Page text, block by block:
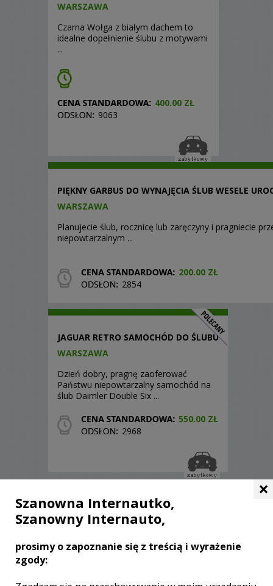
WARSZAWA
Czarna Wołga z białym dachem to
idealne dopełnienie ślubu z motywami
...
400.00 ZŁ
9063
PIĘKNY GARBUS DO WYNAJĘCIA ŚLUB WESELE
WARSZAWA
Planujecie ślub, rocznicę lub zaręczyny i pragniecie
niepowtarzalnym ...
200.00 ZŁ
2854
JAGUAR RETRO SAMOCHÓD DO ŚLUBU
WARSZAWA
Dzień dobry, pragnę zaoferować
Państwu niepowtarzalny samochód na
ślub Daimler Double Six ...
550.00 ZŁ
2968
Liczba pozycji:
×
Szanowna Internautko,
Szanowny Internauto,
prosimy o zapoznanie się z treścią i wyrażenie
zgody: